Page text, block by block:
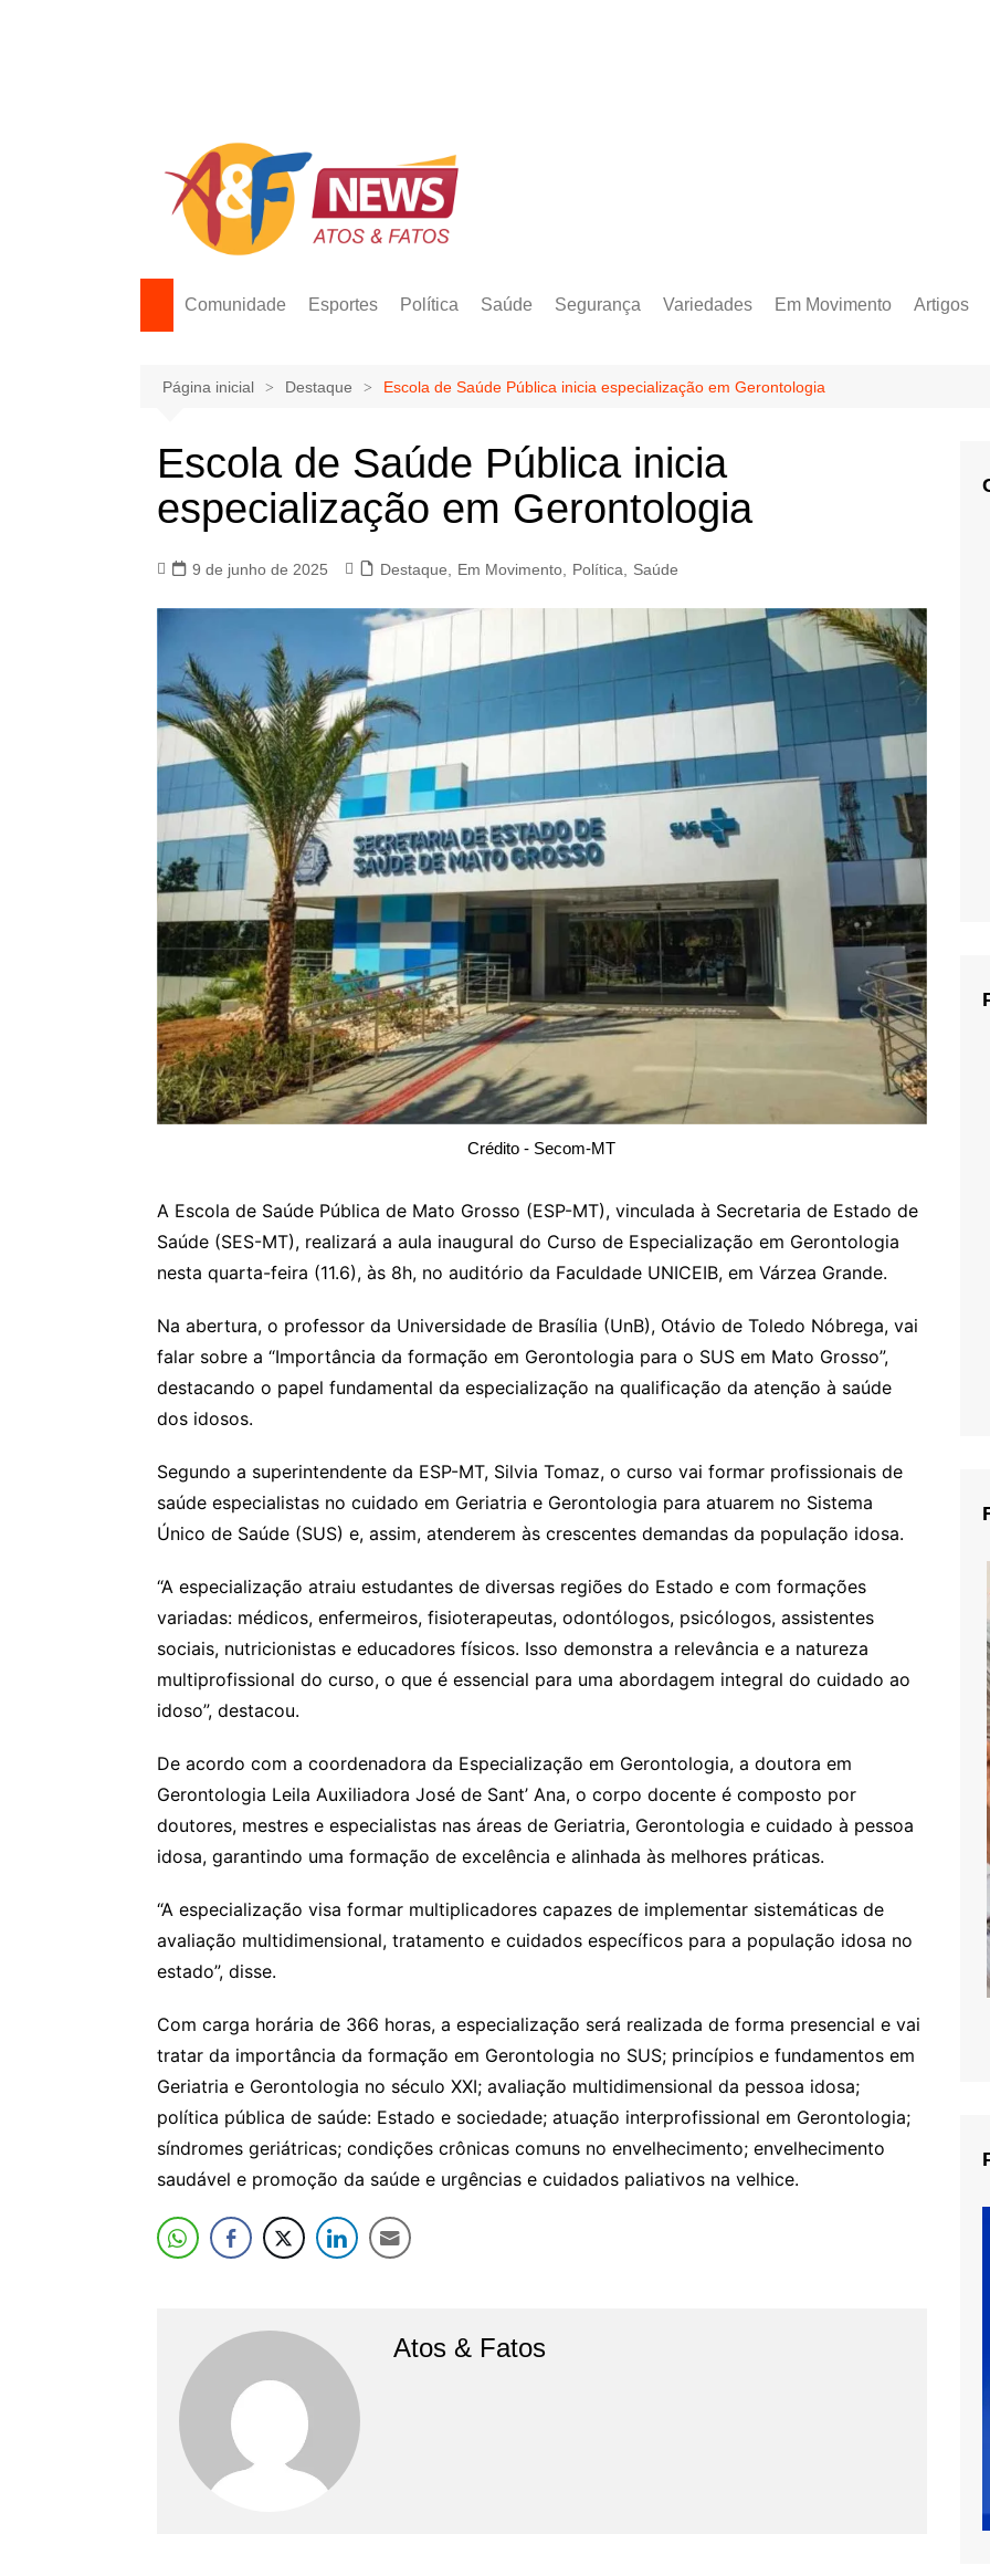
Comunidade Esportes Política Saúde Segurança Variedades Em Movimento Artigos
Página inicial Destaque Escola de Saúde Pública inicia especialização em Gerontologia
Escola de Saúde Pública inicia
especialização em Gerontologia
9 de junho de 2025 Destaque Em Movimento Política Saúde
Crédito - Secom-MT
A Escola de Saúde Pública de Mato Grosso (ESP-MT), vinculada à Secretaria de Estado de
Saúde (SES-MT), realizará a aula inaugural do Curso de Especialização em Gerontologia
nesta quarta-feira (11.6), às 8h, no auditório da Faculdade UNICEIB, em Várzea Grande.
Na abertura, o professor da Universidade de Brasília (UnB), Otávio de Toledo Nóbrega, vai
falar sobre a “Importância da formação em Gerontologia para o SUS em Mato Grosso”,
destacando o papel fundamental da especialização na qualificação da atenção à saúde
dos idosos.
Segundo a superintendente da ESP-MT, Silvia Tomaz, o curso vai formar profissionais de
saúde especialistas no cuidado em Geriatria e Gerontologia para atuarem no Sistema
Único de Saúde (SUS) e, assim, atenderem às crescentes demandas da população idosa.
“A especialização atraiu estudantes de diversas regiões do Estado e com formações
variadas: médicos, enfermeiros, fisioterapeutas, odontólogos, psicólogos, assistentes
sociais, nutricionistas e educadores físicos. Isso demonstra a relevância e a natureza
multiprofissional do curso, o que é essencial para uma abordagem integral do cuidado ao
idoso”, destacou.
De acordo com a coordenadora da Especialização em Gerontologia, a doutora em
Gerontologia Leila Auxiliadora José de Sant’ Ana, o corpo docente é composto por
doutores, mestres e especialistas nas áreas de Geriatria, Gerontologia e cuidado à pessoa
idosa, garantindo uma formação de excelência e alinhada às melhores práticas.
“A especialização visa formar multiplicadores capazes de implementar sistemáticas de
avaliação multidimensional, tratamento e cuidados específicos para a população idosa no
estado”, disse.
Com carga horária de 366 horas, a especialização será realizada de forma presencial e vai
tratar da importância da formação em Gerontologia no SUS; princípios e fundamentos em
Geriatria e Gerontologia no século XXI; avaliação multidimensional da pessoa idosa;
política pública de saúde: Estado e sociedade; atuação interprofissional em Gerontologia;
síndromes geriátricas; condições crônicas comuns no envelhecimento; envelhecimento
saudável e promoção da saúde e urgências e cuidados paliativos na velhice.
Atos & Fatos